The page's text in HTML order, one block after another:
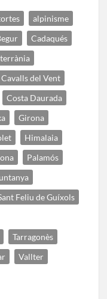
alpinisme
Cadaqués
Cavalls del Vent
Costa Daurada
Girona
Himalaia
Palamós
Feliu de Guíxols
Tarragonès
Vallter